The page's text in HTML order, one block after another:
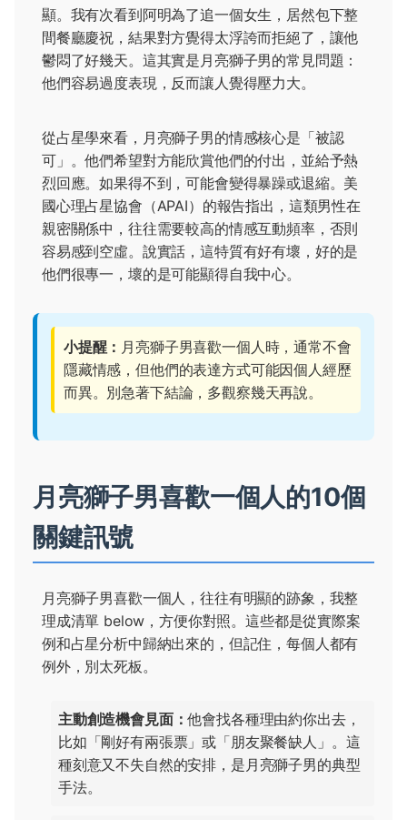
顯。我有次看到阿明為了追一個女生，居然包下整
間餐廳慶祝，結果對方覺得太浮誇而拒絕了，讓他
鬱悶了好幾天。這其實是月亮獅子男的常見問題：
他們容易過度表現，反而讓人覺得壓力大。
從占星學來看，月亮獅子男的情感核心是「被認
可」。他們希望對方能欣賞他們的付出，並給予熱
烈回應。如果得不到，可能會變得暴躁或退縮。美
國心理占星協會（APAI）的報告指出，這類男性在
親密關係中，往往需要較高的情感互動頻率，否則
容易感到空虛。說實話，這特質有好有壞，好的是
他們很專一，壞的是可能顯得自我中心。
小提醒： 月亮獅子男喜歡一個人時，通常不會
隱藏情感，但他們的表達方式可能因個人經歷
而異。別急著下結論，多觀察幾天再說。
月亮獅子男喜歡一個人的10個
關鍵訊號
月亮獅子男喜歡一個人，往往有明顯的跡象，我整
理成清單 below，方便你對照。這些都是從實際案
例和占星分析中歸納出來的，但記住，每個人都有
例外，別太死板。
主動創造機會見面：他會找各種理由約你出去，
比如「剛好有兩張票」或「朋友聚餐缺人」。這
種刻意又不失自然的安排，是月亮獅子男的典型
手法。